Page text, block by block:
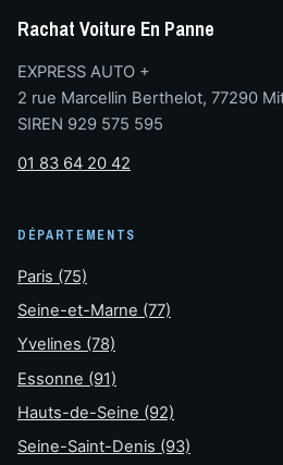
Rachat Voiture En Panne
EXPRESS AUTO +
2 rue Marcellin Berthelot, 77290
SIREN 929 575 595
01 83 64 20 42
DÉPARTEMENTS
Paris (75)
Seine-et-Marne (77)
Yvelines (78)
Essonne (91)
Hauts-de-Seine (92)
Seine-Saint-Denis (93)